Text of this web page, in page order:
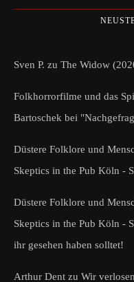
Sven P. zu The Widow
Folkhorrorfilme und das
Bartoschek bei
Düstere Folklore und
Skeptics in the Pub Köln -
Düstere Folklore und
Skeptics in the Pub Köln -
ihr gesehen haben solltet!
Arthur Dent zu Wir